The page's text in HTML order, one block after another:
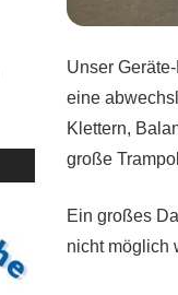
Unser
eine
Klettern,
große
Ein großes
nicht möglich